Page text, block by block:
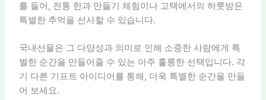
를 들어, 전통 한과 만들기 체험이나 고택에서의 하룻밤은
특별한 추억을 선사할 수 있습니다.
국내선물은 그 다양성과 의미로 인해 소중한 사람에게 특
별한 순간을 만들어줄 수 있는 아주 훌륭한 선택입니다. 각
기 다른 기프트 아이디어를 통해, 더욱 특별한 순간을 만들
어 보세요.